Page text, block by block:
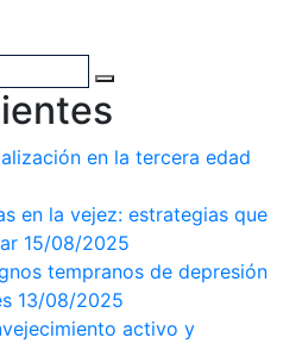
en la tercera edad
en la vejez: estrategias que
15/08/2025
tempranos de depresión
13/08/2025
activo y